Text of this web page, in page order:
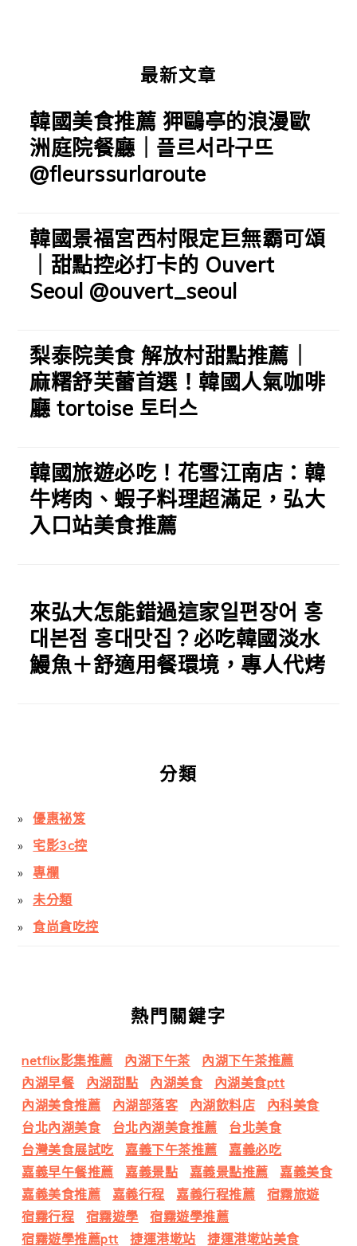
最新文章
韓國美食推薦 狎鷗亭的浪漫歐
洲庭院餐廳｜플르서라구뜨
@fleurssurlaroute
韓國景福宮西村限定巨無霸可頌
｜甜點控必打卡的 Ouvert
Seoul @ouvert_seoul
梨泰院美食 解放村甜點推薦｜
麻糬舒芙蕾首選！韓國人氣咖啡
廳 tortoise 토터스
韓國旅遊必吃！花雪江南店：韓
牛烤肉、蝦子料理超滿足，弘大
入口站美食推薦
來弘大怎能錯過這家일편장어 홍
대본점 홍대맛집？必吃韓國淡水
鰻魚＋舒適用餐環境，專人代烤
分類
優惠祕笈
宅影3c控
專欄
未分類
食尚貪吃控
熱門關鍵字
netflix影集推薦 內湖下午茶
內湖下午茶推薦
內湖早餐
內湖甜點 內湖美食
內湖美食ptt
內湖美食推薦
內湖部落客 內湖飲料店
內科美食
台北內湖美食
台北內湖美食推薦
台北美食
台灣美食展試吃
嘉義下午茶推薦
嘉義必吃
嘉義早午餐推薦
嘉義景點 嘉義景點推薦
嘉義美食
嘉義美食推薦
嘉義行程 嘉義行程推薦
宿霧旅遊
宿霧行程
宿霧遊學
宿霧遊學推薦
宿霧遊學推薦ptt
捷運港墘站 捷運港墘站美食